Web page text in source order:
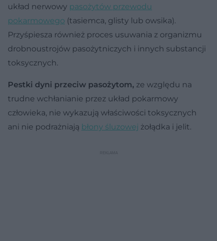
układ nerwowy pasożytów przewodu
pokarmowego (tasiemca, glisty lub owsika).
Przyśpiesza również proces usuwania z organizmu
drobnoustrojów pasożytniczych i innych substancji
toksycznych.
Pestki dyni przeciw pasożytom, ze względu na
trudne wchłanianie przez układ pokarmowy
człowieka, nie wykazują właściwości toksycznych
ani nie podrażniają błony śluzowej żołądka i jelit.